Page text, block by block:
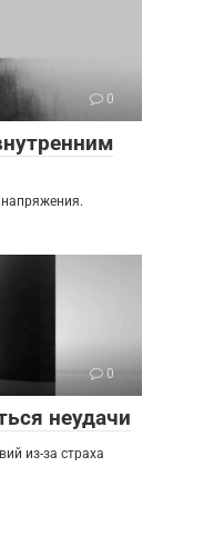
0
0
неудачи
из-за страха